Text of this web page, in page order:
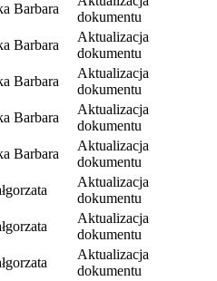
Barbara
dokumentu
Barbara
Aktualizacja
dokumentu
Barbara
Aktualizacja
dokumentu
Barbara
Aktualizacja
dokumentu
Barbara
Aktualizacja
dokumentu
Aktualizacja
dokumentu
Aktualizacja
dokumentu
Aktualizacja
dokumentu